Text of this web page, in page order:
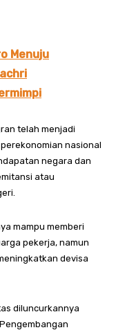
Menuju
telah menjadi
nasional
negara dan
atau
mampu memberi
pekerja, namun
devisa
diluncurkannya